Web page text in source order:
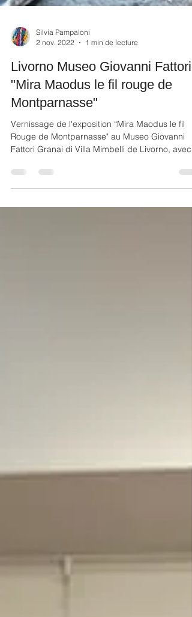
Silvia Pampaloni
2 nov. 2022
1 min de lecture
Livorno Museo Giovanni Fattori
"Mira Maodus le fil rouge de
Montparnasse"
Vernissage de l'exposition “Mira Maodus le fil
Fattori Granai di Villa Mimbelli de Livorno,